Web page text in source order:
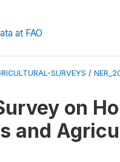
at FAO
SURVEYS /
on
and